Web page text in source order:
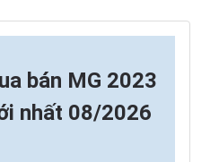
bán MG 2023
nhất 08/2026